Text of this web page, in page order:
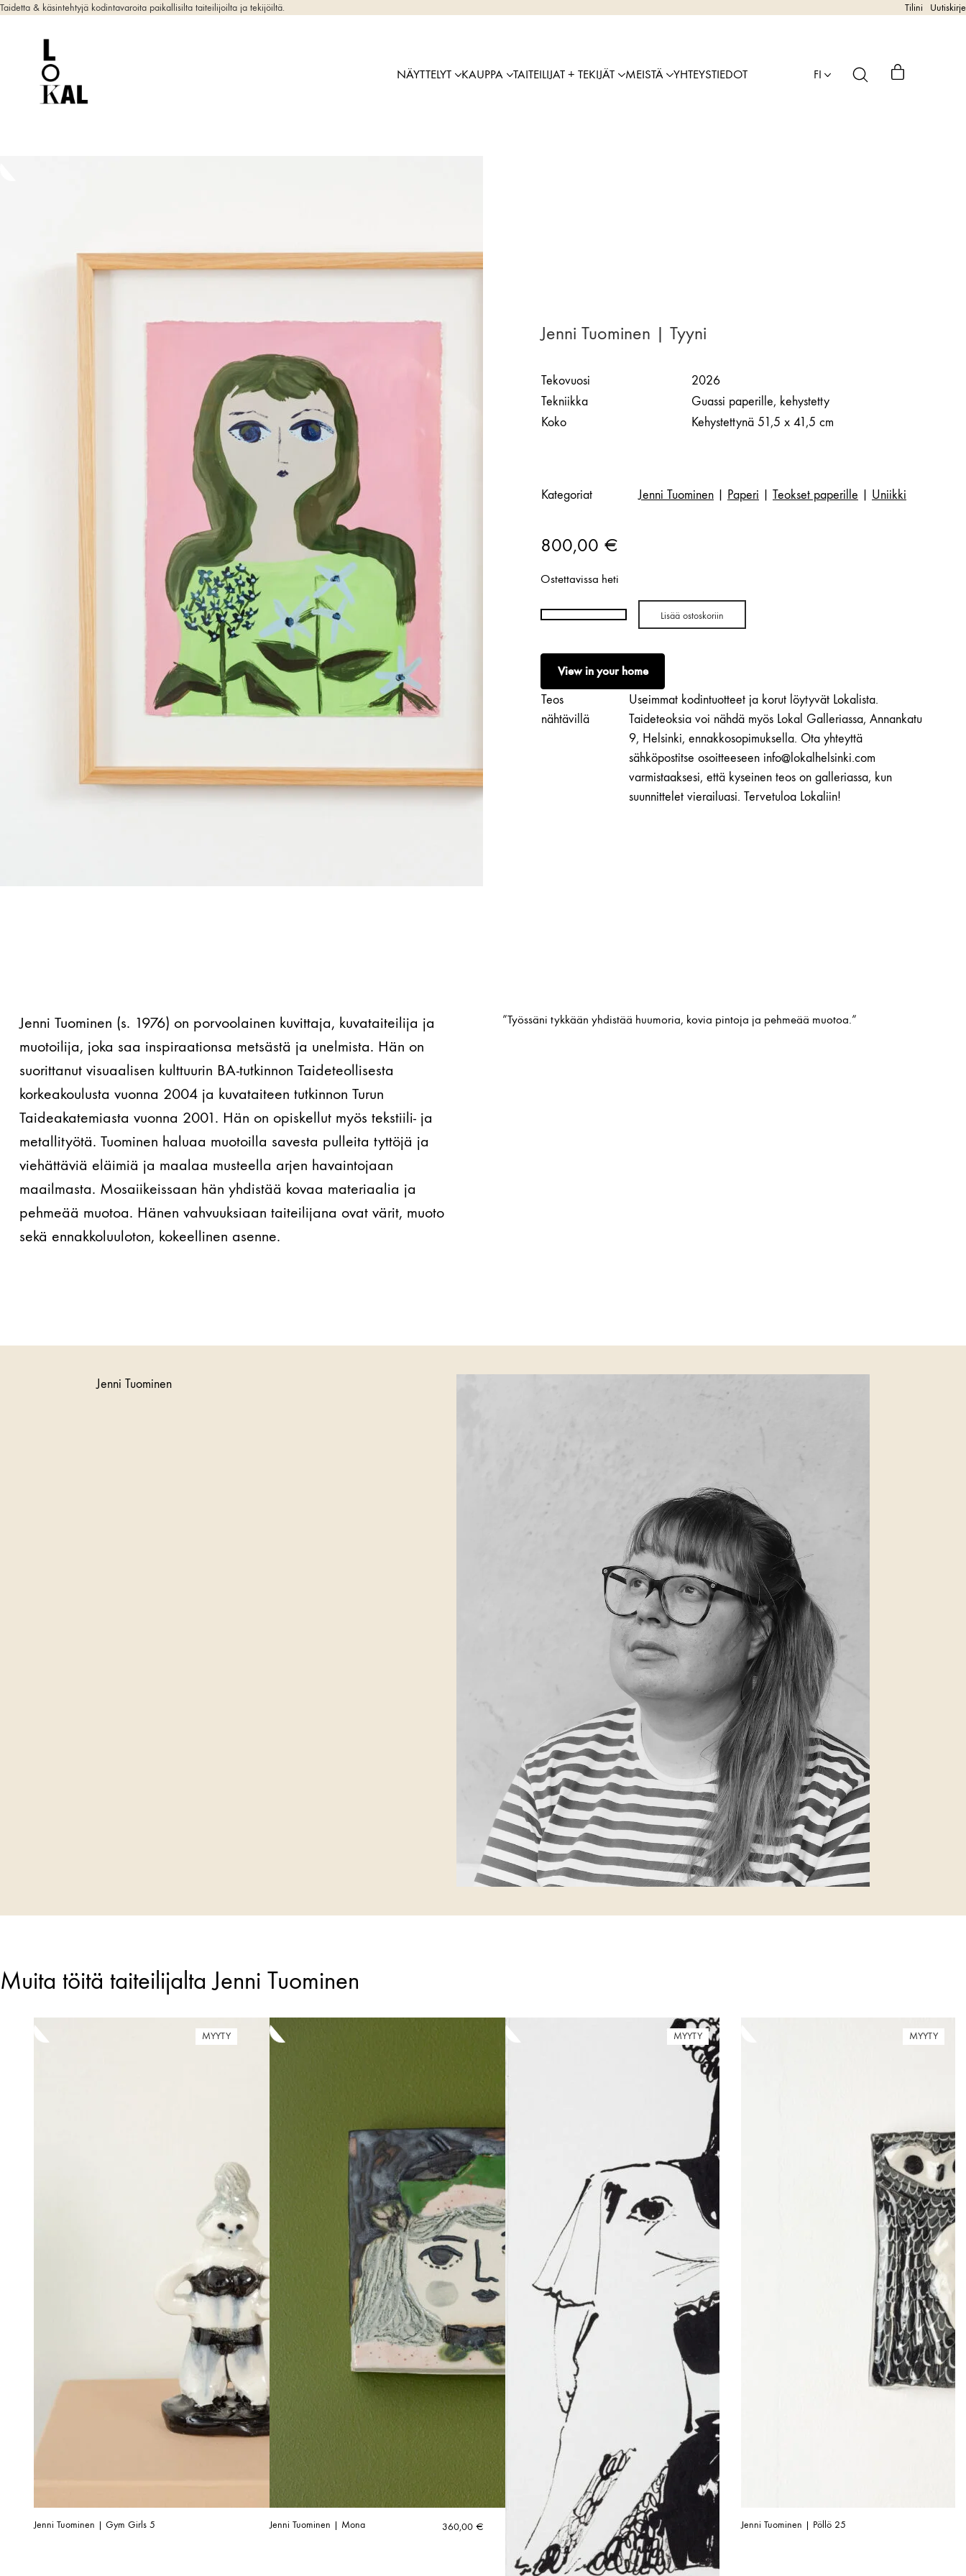
Taidetta & käsintehtyjä kodintavaroita paikallisilta taiteilijoilta ja tekijöiltä. Tilini Uutiskirje
NÄYTTELYT KAUPPA TAITEILIJAT + TEKIJÄT MEISTÄ YHTEYSTIEDOT FI
Jenni Tuominen | Tyyni
Tekovuosi
2026
Tekniikka
Guassi paperille, kehystetty
Koko
Kehystettynä 51,5 x 41,5 cm
Kategoriat Jenni Tuominen Paperi Teokset paperille Uniikki
800,00 €
Ostettavissa heti
Jenni
|
Tyyni
määrä
Lisää ostoskoriin
View in your home
Teos
nähtävillä
Useimmat kodintuotteet ja korut löytyvät Lokalista.
Taideteoksia voi nähdä myös Lokal Galleriassa, Annankatu
9, Helsinki, ennakkosopimuksella. Ota yhteyttä
sähköpostitse osoitteeseen info@lokalhelsinki.com
varmistaaksesi, että kyseinen teos on galleriassa, kun
suunnittelet vierailuasi. Tervetuloa Lokaliin!
Jenni Tuominen (s. 1976) on porvoolainen kuvittaja, kuvataiteilija ja
muotoilija, joka saa inspiraationsa metsästä ja unelmista. Hän on
suorittanut visuaalisen kulttuurin BA-tutkinnon Taideteollisesta
korkeakoulusta vuonna 2004 ja kuvataiteen tutkinnon Turun
Taideakatemiasta vuonna 2001. Hän on opiskellut myös tekstiili- ja
metallityötä. Tuominen haluaa muotoilla savesta pulleita tyttöjä ja
viehättäviä eläimiä ja maalaa musteella arjen havaintojaan
maailmasta. Mosaiikeissaan hän yhdistää kovaa materiaalia ja
pehmeää muotoa. Hänen vahvuuksiaan taiteilijana ovat värit, muoto
sekä ennakkoluuloton, kokeellinen asenne.
”Työssäni tykkään yhdistää huumoria, kovia pintoja ja pehmeää muotoa.”
Jenni Tuominen
Muita töitä taiteilijalta Jenni Tuominen
MYYTY
Jenni Tuominen | Gym Girls 5 Jenni Tuominen | Mona 360,00 €
MYYTY MYYTY
Jenni Tuominen | Pöllö 25